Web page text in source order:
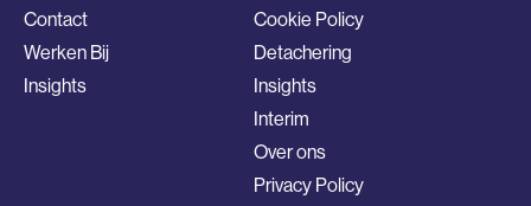
Contact
Werken Bij
Insights
Cookie Policy
Detachering
Insights
Interim
Over ons
Privacy Policy